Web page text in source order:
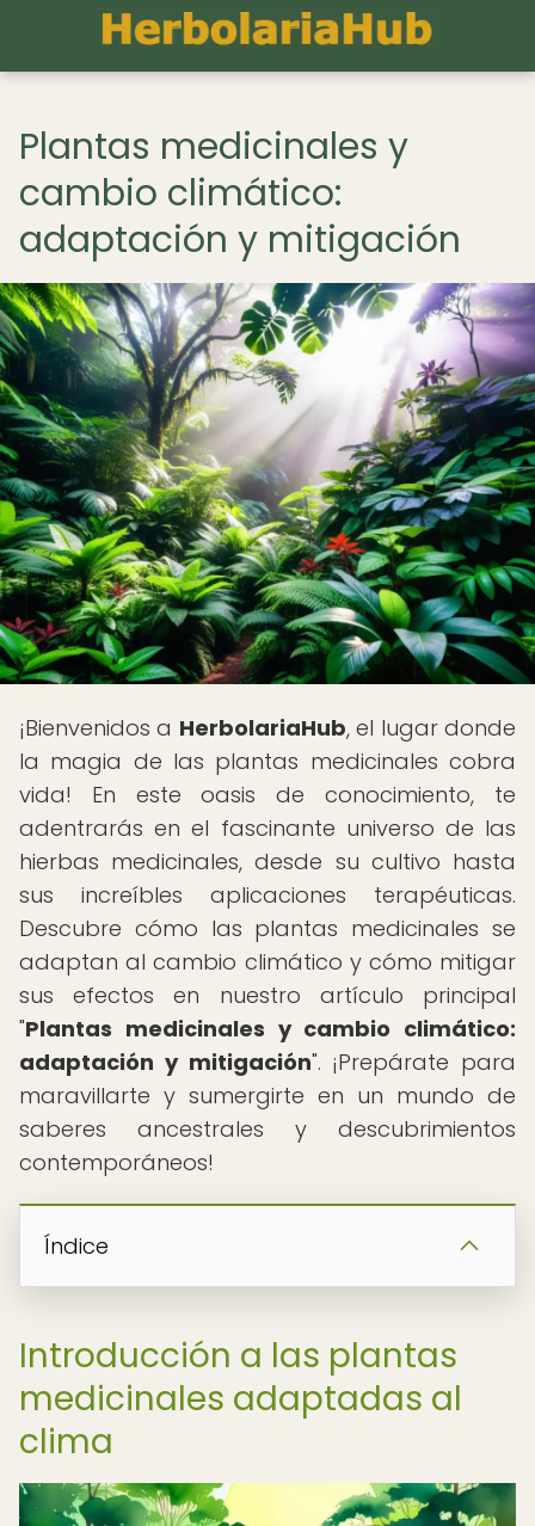
Plantas medicinales y
cambio climático:
adaptación y mitigación
¡Bienvenidos a HerbolariaHub, el lugar donde
la magia de las plantas medicinales cobra
vida! En este oasis de conocimiento, te
adentrarás en el fascinante universo de las
hierbas medicinales, desde su cultivo hasta
sus increíbles aplicaciones terapéuticas.
Descubre cómo las plantas medicinales se
adaptan al cambio climático y cómo mitigar
sus efectos en nuestro artículo principal
"Plantas medicinales y cambio climático:
adaptación y mitigación". ¡Prepárate para
maravillarte y sumergirte en un mundo de
saberes ancestrales y descubrimientos
contemporáneos!
Índice
Introducción a las plantas
medicinales adaptadas al
clima